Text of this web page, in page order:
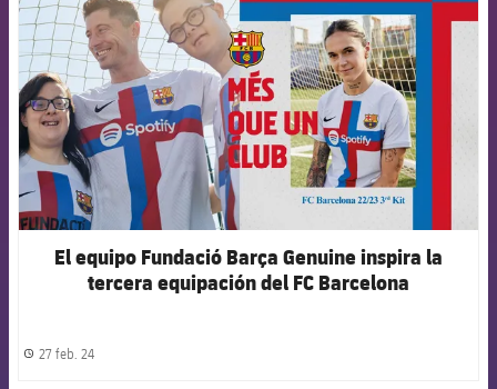
El equipo Fundació Barça Genuine inspira la
tercera equipación del FC Barcelona
label.share.clock
27 feb. 24